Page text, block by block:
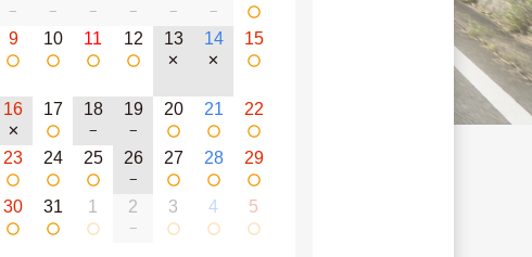
− − − − − −
9 10 11 12 13
✕
14
✕
15
16
✕
17 18
−
19
−
20 21 22
23 24 25 26
−
27 28 29
30 31 1 2
−
3 4 5